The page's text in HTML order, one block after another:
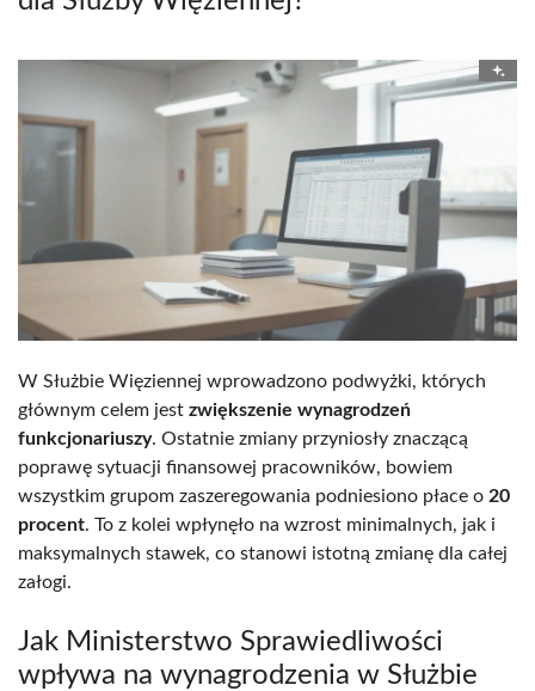
W Służbie Więziennej wprowadzono podwyżki, których
głównym celem jest zwiększenie wynagrodzeń
funkcjonariuszy. Ostatnie zmiany przyniosły znaczącą
poprawę sytuacji finansowej pracowników, bowiem
wszystkim grupom zaszeregowania podniesiono płace o 20
procent. To z kolei wpłynęło na wzrost minimalnych, jak i
maksymalnych stawek, co stanowi istotną zmianę dla całej
załogi.
Jak Ministerstwo Sprawiedliwości
wpływa na wynagrodzenia w Służbie